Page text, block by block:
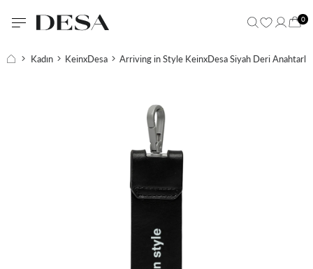
0
Kadın KeinxDesa Arriving in Style KeinxDesa Siyah Deri Anahtarlık